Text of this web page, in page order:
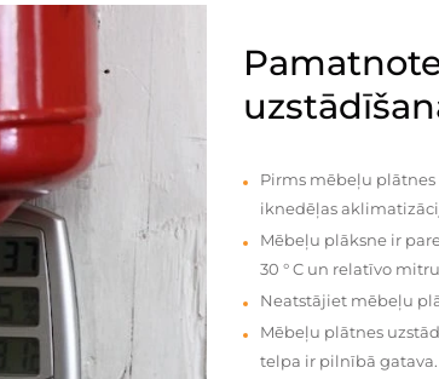
Pirms mēbeļu
iknedēļas
Mēbeļu plāksne ir
30 ° C un relatīvo
Neatstājiet mēbeļu
Mēbeļu plātnes
telpa ir pilnībā